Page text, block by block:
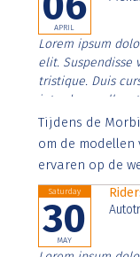
APRIL
Lorem ipsum
elit. Suspendisse
tristique. Duis
interdum nulla,
Aenean faucibus
imperdiet. Nunc
Tijdens de
om de
ervaren op de
Saturday
30
MAY